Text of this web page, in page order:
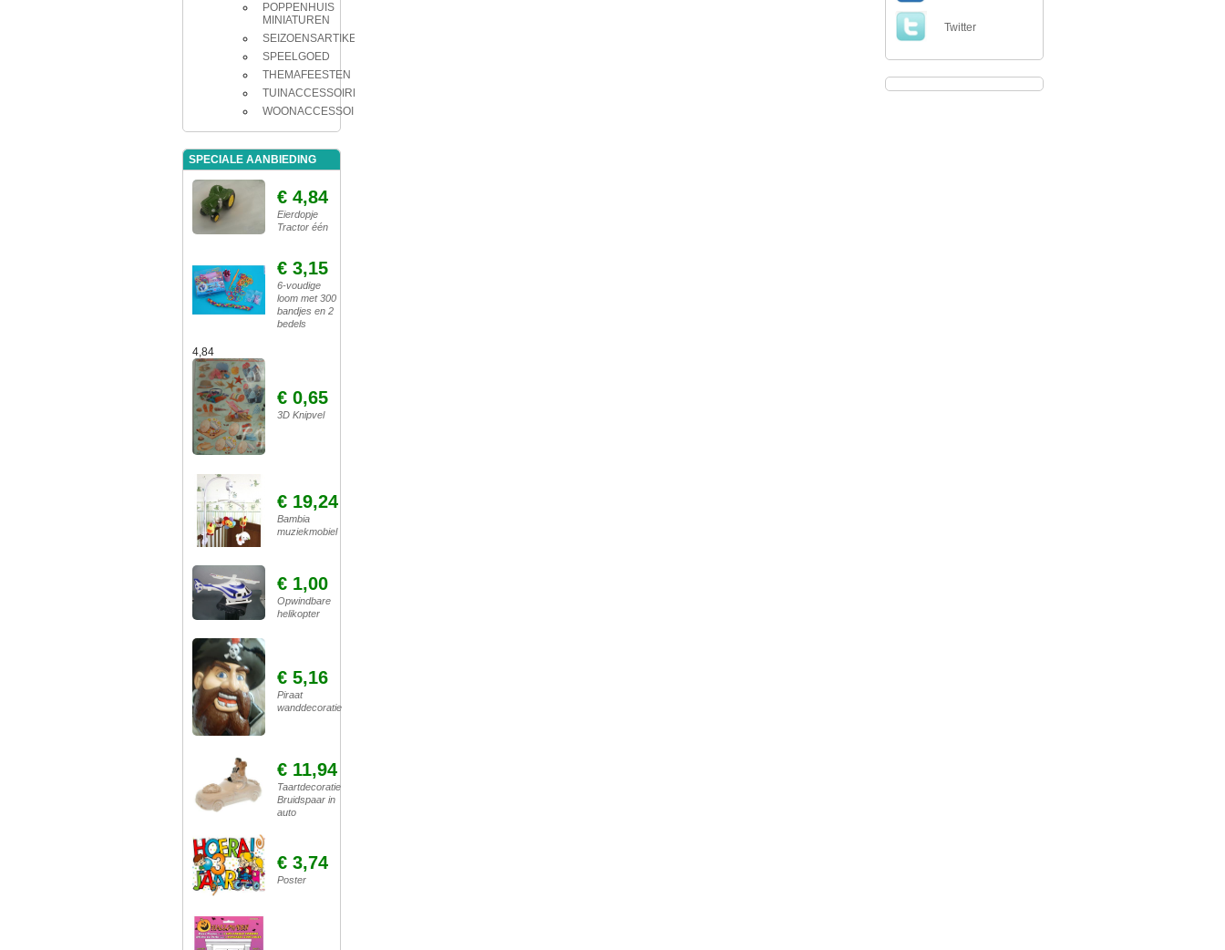
POPPENHUIS
MINIATUREN
SEIZOENSARTIKELEN
SPEELGOED
THEMAFEESTEN
TUINACCESSOIRES
WOONACCESSOIRES
SPECIALE AANBIEDING
€ 4,84
Eierdopje
Tractor één
€ 3,15
6-voudige
loom met 300
bandjes en 2
bedels
4,84
€ 0,65
3D Knipvel
€ 19,24
Bambia
muziekmobiel
€ 1,00
Opwindbare
helikopter
€ 5,16
Piraat
wanddecoratie
€ 11,94
Taartdecoratie
Bruidspaar in
auto
€ 3,74
Poster
Twitter